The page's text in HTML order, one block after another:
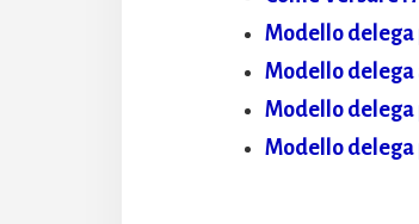
Modello
Modello
Modello
Modello delega